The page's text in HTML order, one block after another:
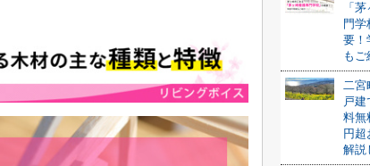
「
門学
要！
もご
二宮
戸
料無
円
解説